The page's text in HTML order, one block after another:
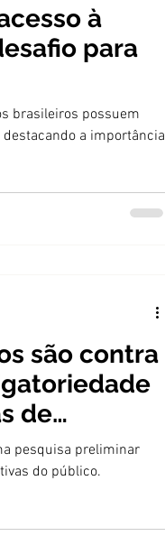
à
para
brasileiros possuem
a importância
são contra
de
pesquisa preliminar
do público.